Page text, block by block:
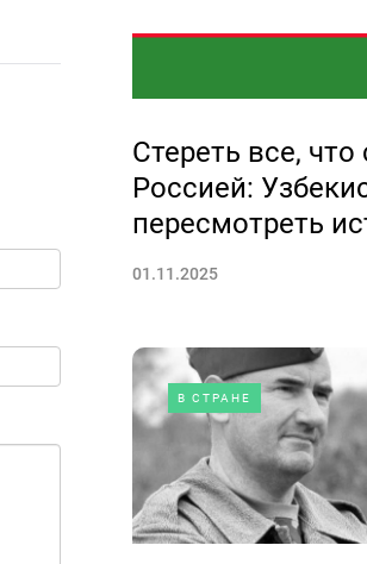
Стереть все, что
Россией:
пересмотреть
01.11.2025
В СТРАНЕ